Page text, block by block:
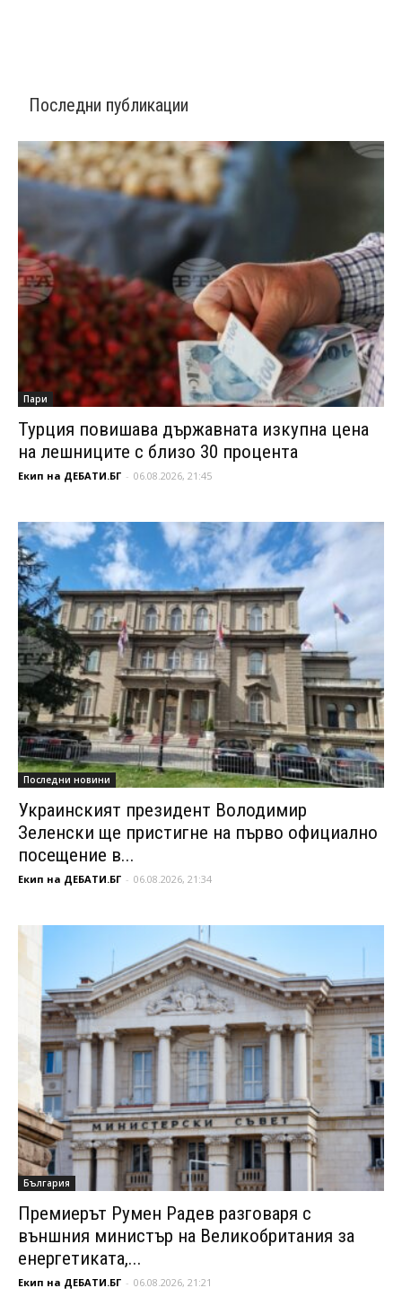
Последни публикации
Пари
Турция повишава държавната изкупна цена
на лешниците с близо 30 процента
Екип на ДЕБАТИ.БГ - 06.08.2026, 21:45
Последни новини
Украинският президент Володимир
Зеленски ще пристигне на първо официално
посещение в...
Екип на ДЕБАТИ.БГ - 06.08.2026, 21:34
България
Премиерът Румен Радев разговаря с
външния министър на Великобритания за
енергетиката,...
Екип на ДЕБАТИ.БГ - 06.08.2026, 21:21